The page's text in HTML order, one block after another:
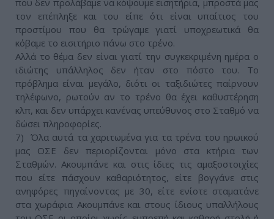
που δεν προλάβαμε να κόψουμε εισητήρια, μπροστά μας
τον επέπληξε και του είπε ότι είναι υπαίτιος του
προστίμου που θα τρώγαμε γιατί υποχρεωτικά θα
κόβαμε το εισιτήριο πάνω στο τρένο.
Αλλά το θέμα δεν είναι γιατί την συγκεκριμένη ημέρα ο
ιδιώτης υπάλληλος δεν ήταν στο πόστο του. Το
πρόβλημα είναι μεγάλο, διότι οι ταξιδιώτες παίρνουν
τηλέφωνο, ρωτούν αν το τρένο θα έχει καθυστέρηση
κλπ, και δεν υπάρχει κανένας υπεύθυνος στο Σταθμό να
δώσει πληροφορίες.
7) Όλα αυτά τα χαριτωμένα για τα τρένα του ηρωικού
μας ΟΣΕ δεν περιορίζονται μόνο στα κτήρια των
Σταθμών. Ακουμπάνε και στις ίδιες τις αμαξοστοιχίες
που είτε πάσχουν καθαριότητος, είτε βογγάνε στις
ανηφόρες πηγαίνοντας με 30, είτε ενίοτε σταματάνε
στα χωράφια Ακουμπάνε και στους ίδιους υπαλλήλους